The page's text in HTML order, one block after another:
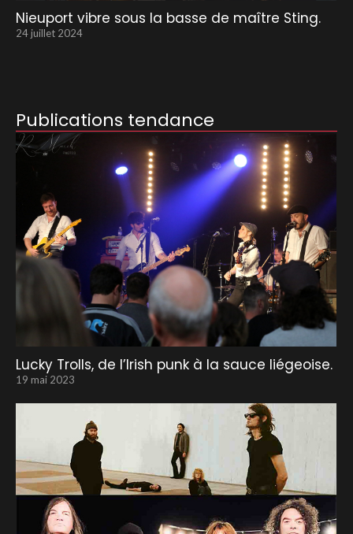
Nieuport vibre sous la basse de maître Sting.
24 juillet 2024
Publications tendance
Lucky Trolls, de l’Irish punk à la sauce liégeoise.
19 mai 2023